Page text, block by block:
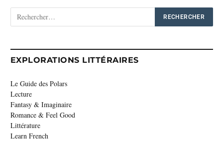
EXPLORATIONS LITTÉRAIRES
Le Guide des Polars
Lecture
Fantasy & Imaginaire
Romance & Feel Good
Littérature
Learn French